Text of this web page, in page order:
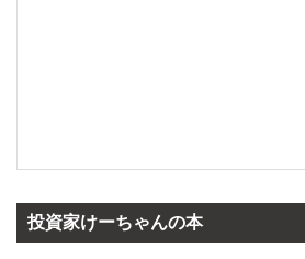
投資家けーちゃんの本